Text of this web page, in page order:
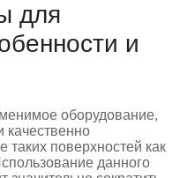
для
и
оборудование,
поверхностей как
данного